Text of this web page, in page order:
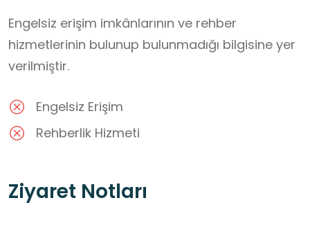
Engelsiz erişim imkânlarının ve rehber
hizmetlerinin bulunup bulunmadığı bilgisine yer
verilmiştir.
Engelsiz Erişim
Rehberlik Hizmeti
Ziyaret Notları